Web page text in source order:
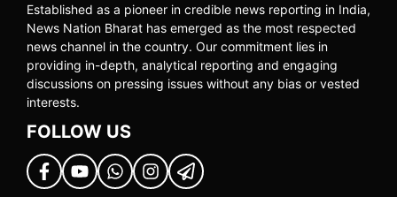
Established as a pioneer in credible news reporting in India,
News Nation Bharat has emerged as the most respected
news channel in the country. Our commitment lies in
providing in-depth, analytical reporting and engaging
discussions on pressing issues without any bias or vested
interests.
FOLLOW US